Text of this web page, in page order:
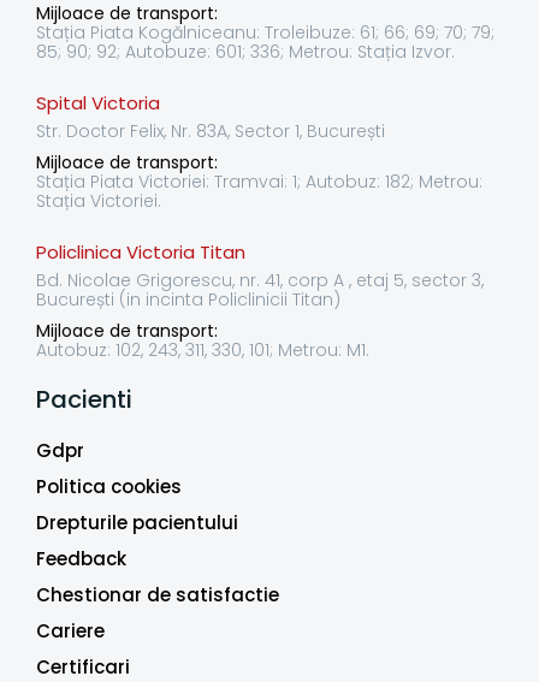
Mijloace de transport:
Stația Piata Kogălniceanu: Troleibuze: 61; 66; 69; 70; 79;
85; 90; 92; Autobuze: 601; 336; Metrou: Stația Izvor.
Spital Victoria
Str. Doctor Felix, Nr. 83A, Sector 1, București
Mijloace de transport:
Stația Piata Victoriei: Tramvai: 1; Autobuz: 182; Metrou:
Stația Victoriei.
Policlinica Victoria Titan
Bd. Nicolae Grigorescu, nr. 41, corp A , etaj 5, sector 3,
București (in incinta Policlinicii Titan)
Mijloace de transport:
Autobuz: 102, 243, 311, 330, 101; Metrou: M1.
Pacienti
Gdpr
Politica cookies
Drepturile pacientului
Feedback
Chestionar de satisfactie
Cariere
Certificari